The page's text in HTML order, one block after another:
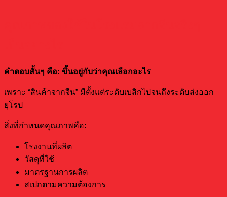
คำตอบสั้นๆ คือ: ขึ้นอยู่กับว่าคุณเลือกอะไร
เพราะ “สินค้าจากจีน” มีตั้งแต่ระดับเบสิกไปจนถึงระดับส่งออก
ยุโรป
สิ่งที่กำหนดคุณภาพคือ:
โรงงานที่ผลิต
วัสดุที่ใช้
มาตรฐานการผลิต
สเปกตามความต้องการ